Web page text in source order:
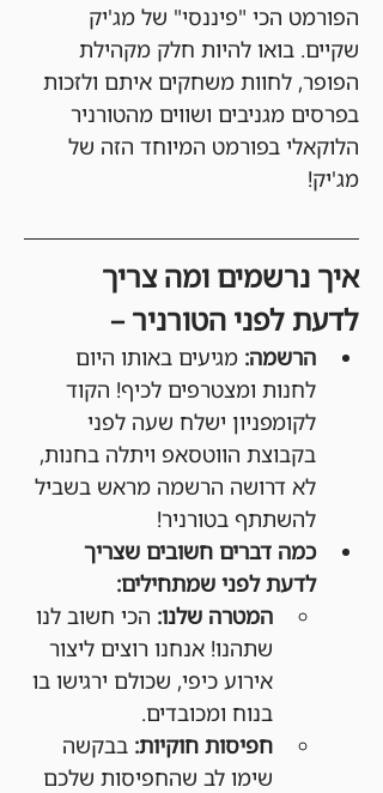
הפורמט הכי "פיננסי" של מג'יק
שקיים. בואו להיות חלק מקהילת
הפופר, לחוות משחקים איתם ולזכות
בפרסים מגניבים ושווים מהטורניר
הלוקאלי בפורמט המיוחד הזה של
מג'יק!
איך נרשמים ומה צריך
לדעת לפני הטורניר –
הרשמה: מגיעים באותו היום
לחנות ומצטרפים לכיף! הקוד
לקומפניון ישלח שעה לפני
בקבוצת הווטסאפ ויתלה בחנות,
לא דרושה הרשמה מראש בשביל
להשתתף בטורניר!
כמה דברים חשובים שצריך
לדעת לפני שמתחילים:
המטרה שלנו: הכי חשוב לנו
שתהנו! אנחנו רוצים ליצור
אירוע כיפי, שכולם ירגישו בו
בנוח ומכובדים.
חפיסות חוקיות: בבקשה
שימו לב שהחפיסות שלכם